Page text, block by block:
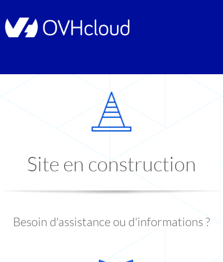
Site en construction
Besoin d'assistance ou d'informations ?